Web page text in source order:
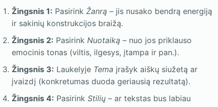
Žingsnis 1: Pasirink Žanrą – jis nusako bendrą energiją
ir sakinių konstrukcijos braižą.
Žingsnis 2: Pasirink Nuotaiką – nuo jos priklauso
emocinis tonas (viltis, ilgesys, įtampa ir pan.).
Žingsnis 3: Laukelyje Tema įrašyk aiškų siužetą ar
įvaizdį (konkretumas duoda geriausią rezultatą).
Žingsnis 4: Pasirink Stilių – ar tekstas bus labiau